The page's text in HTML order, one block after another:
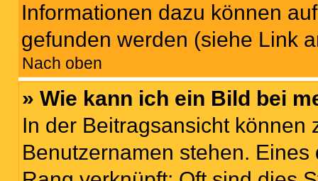
Informationen dazu können
gefunden werden (siehe Link
Nach oben
» Wie kann ich ein Bild bei
In der Beitragsansicht können
Benutzernamen stehen.